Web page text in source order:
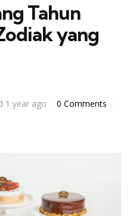
Tahun
yang
1 year ago 0 Comments